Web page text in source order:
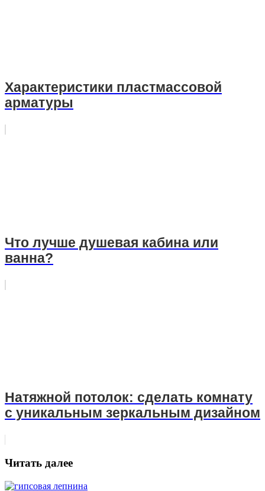
Характеристики пластмассовой
арматуры
Что лучше душевая кабина или
ванна?
Натяжной потолок: сделать комнату
с уникальным зеркальным дизайном
Читать далее